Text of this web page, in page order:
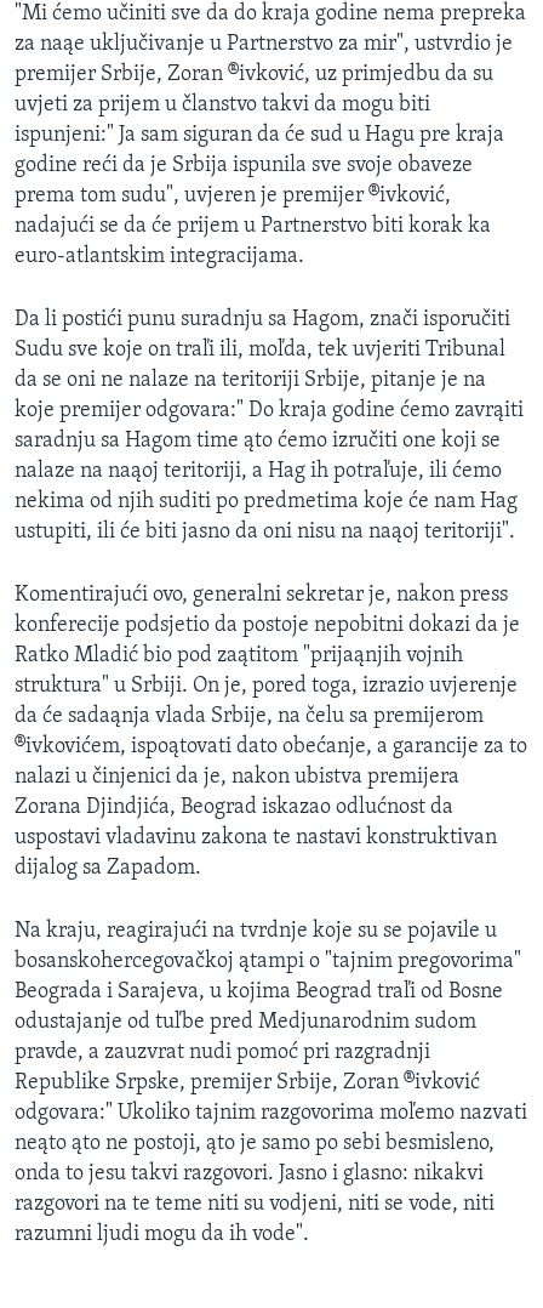
"Mi ćemo učiniti sve da do kraja godine nema prepreka
za naąe uključivanje u Partnerstvo za mir", ustvrdio je
premijer Srbije, Zoran ®ivković, uz primjedbu da su
uvjeti za prijem u članstvo takvi da mogu biti
ispunjeni:" Ja sam siguran da će sud u Hagu pre kraja
godine reći da je Srbija ispunila sve svoje obaveze
prema tom sudu", uvjeren je premijer ®ivković,
nadajući se da će prijem u Partnerstvo biti korak ka
euro-atlantskim integracijama.
Da li postići punu suradnju sa Hagom, znači isporučiti
Sudu sve koje on traľi ili, moľda, tek uvjeriti Tribunal
da se oni ne nalaze na teritoriji Srbije, pitanje je na
koje premijer odgovara:" Do kraja godine ćemo zavrąiti
saradnju sa Hagom time ąto ćemo izručiti one koji se
nalaze na naąoj teritoriji, a Hag ih potraľuje, ili ćemo
nekima od njih suditi po predmetima koje će nam Hag
ustupiti, ili će biti jasno da oni nisu na naąoj teritoriji".
Komentirajući ovo, generalni sekretar je, nakon press
konferecije podsjetio da postoje nepobitni dokazi da je
Ratko Mladić bio pod zaątitom "prijaąnjih vojnih
struktura" u Srbiji. On je, pored toga, izrazio uvjerenje
da će sadaąnja vlada Srbije, na čelu sa premijerom
®ivkovićem, ispoątovati dato obećanje, a garancije za to
nalazi u činjenici da je, nakon ubistva premijera
Zorana Djindjića, Beograd iskazao odlućnost da
uspostavi vladavinu zakona te nastavi konstruktivan
dijalog sa Zapadom.
Na kraju, reagirajući na tvrdnje koje su se pojavile u
bosanskohercegovačkoj ątampi o "tajnim pregovorima"
Beograda i Sarajeva, u kojima Beograd traľi od Bosne
odustajanje od tuľbe pred Medjunarodnim sudom
pravde, a zauzvrat nudi pomoć pri razgradnji
Republike Srpske, premijer Srbije, Zoran ®ivković
odgovara:" Ukoliko tajnim razgovorima moľemo nazvati
neąto ąto ne postoji, ąto je samo po sebi besmisleno,
onda to jesu takvi razgovori. Jasno i glasno: nikakvi
razgovori na te teme niti su vodjeni, niti se vode, niti
razumni ljudi mogu da ih vode".